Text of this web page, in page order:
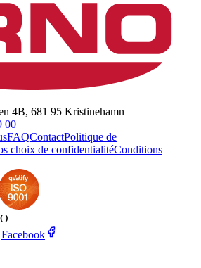
4B, 681 95 Kristinehamn
00
FAQContactPolitique de
choix de confidentialitéConditions
Facebook